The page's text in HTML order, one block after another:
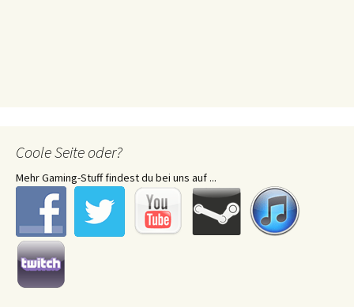
Coole Seite oder?
Mehr Gaming-Stuff findest du bei uns auf ...